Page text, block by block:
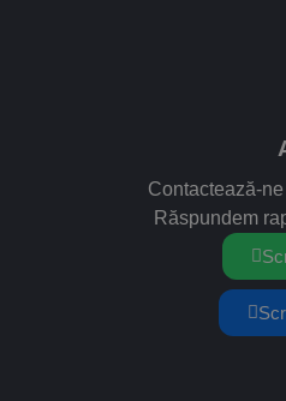
Contactează-
Răspundem